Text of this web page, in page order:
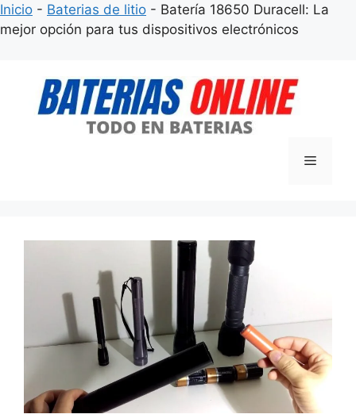
Inicio - Baterias de litio - Batería 18650 Duracell: La
mejor opción para tus dispositivos electrónicos
contenido
Menú